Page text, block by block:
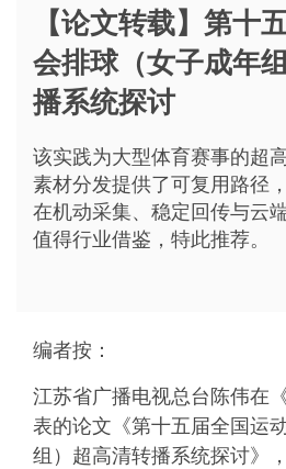
【论文转载】第十
会排球（女子成年
播系统探讨
该实践为大型体育赛事的超
素材分发提供了可复用路径，
在机动采集、稳定回传与云
值得行业借鉴，特此推荐。
编者按：
江苏省广播电视总台陈伟在
表的论文《第十五届全国运
组）超高清转播系统探讨》